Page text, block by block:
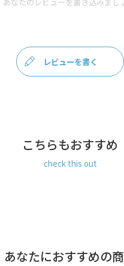
※内寸は口金を含みません。
＜チェーン本体＞ 鉄
ご選択の場合、システムの都合上、商
ゆうパック：全国一律770円
レビューを書く
こちらもおすすめ
check this out
あなたにおすすめの